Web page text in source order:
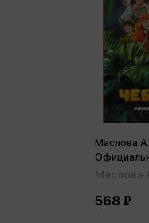
Маслова
Маслова
568 ₽